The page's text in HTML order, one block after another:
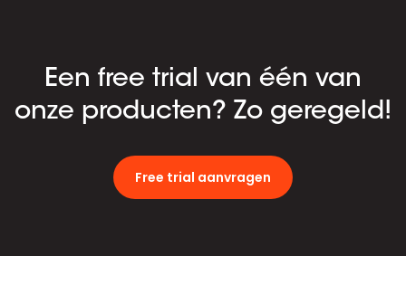
Een free trial van één van
onze producten? Zo geregeld!
Free trial aanvragen